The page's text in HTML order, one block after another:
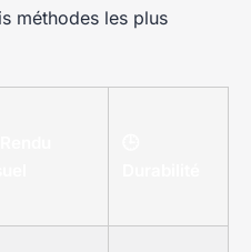
méthodes les plus